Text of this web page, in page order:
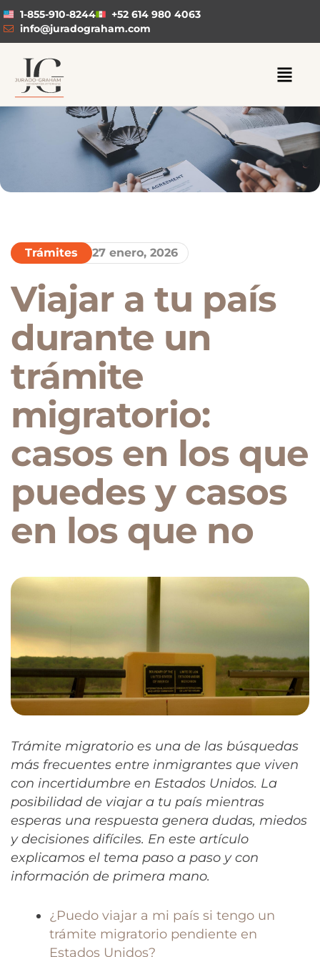
1-855-910-8244
+52 614 980 4063
info@juradograham.com
Trámites 27 enero, 2026
Viajar a tu país
durante un
trámite
migratorio:
casos en los que
puedes y casos
en los que no
Trámite migratorio es una de las búsquedas
más frecuentes entre inmigrantes que viven
con incertidumbre en Estados Unidos. La
posibilidad de viajar a tu país mientras
esperas una respuesta genera dudas, miedos
y decisiones difíciles. En este artículo
explicamos el tema paso a paso y con
información de primera mano.
¿Puedo viajar a mi país si tengo un
trámite migratorio pendiente en
Estados Unidos?